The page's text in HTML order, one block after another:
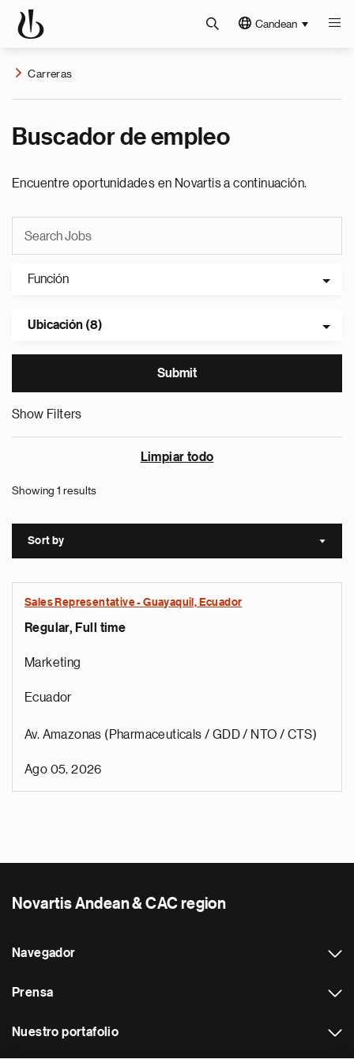
Candean
Carreras
Buscador de empleo
Encuentre oportunidades en Novartis a continuación.
Función
Ubicación (8)
Show Filters
Limpiar todo
Showing 1 results
Sort by Sort
Sales Representative - Guayaquil, Ecuador
Regular, Full time
Marketing
Ecuador
Av. Amazonas (Pharmaceuticals / GDD / NTO / CTS)
Ago 05, 2026
Novartis Andean & CAC region
Navegador
Prensa
Nuestro portafolio